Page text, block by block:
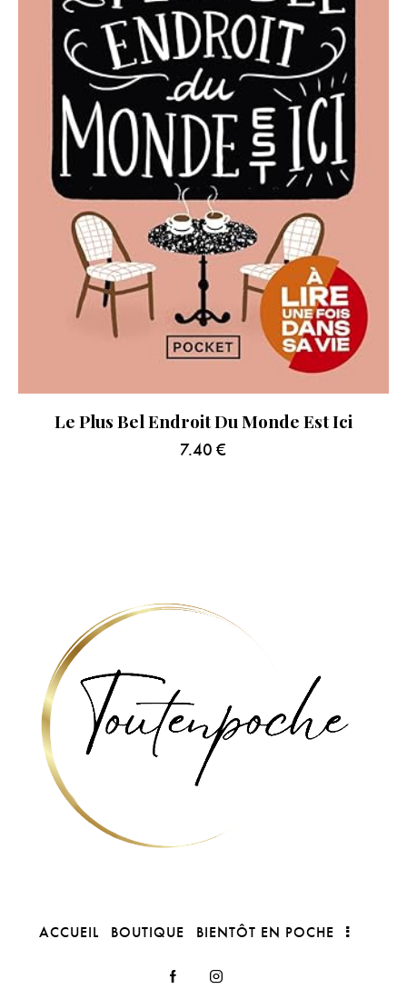
Le Plus Bel Endroit Du Monde Est Ici
7.40 €
ACCUEIL BOUTIQUE BIENTÔT EN POCHE